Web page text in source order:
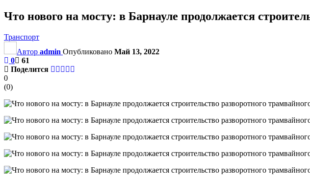
Что нового на мосту: в Барнауле продолжается
Транспорт
Автор admin Опубликовано Май 13, 2022
0
61
Поделится
0
(0)